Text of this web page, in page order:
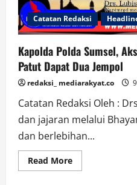
Catatan Redaksi
Kapolda Polda Sumsel,
Patut Dapat Dua Jempol
redaksi_ mediarakyat.co
Catatan Redaksi Oleh :
dan jajaran melalui
dan berlebihan...
Read MoreRead
more